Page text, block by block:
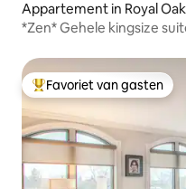
Appartement in Royal Oak
*Zen* Gehele kingsize
Topfavoriet van gasten
Favoriet van gasten